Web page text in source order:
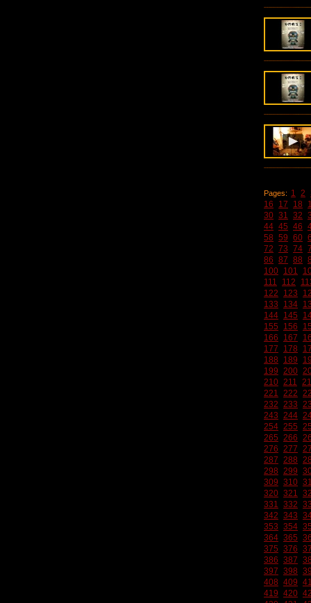
Pages: 1 2
16
17 18
30 31 32
44 45 46
58 59 60
72 73 74
86 87 88
100 101
111
112
122
123
133
134
144 145
155
156
166
167
177
178
188
189
199 200
210 211
221 222
232 233
243 244
254 255
265 266
276 277
287 288
298 299
309 310
320 321
331 332
342 343
353 354
364 365
375 376
386 387
397 398
408 409
419 420